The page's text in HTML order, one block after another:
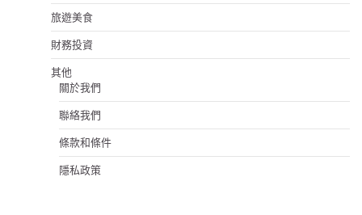
旅遊美食
財務投資
其他
關於我們
聯絡我們
條款和條件
隱私政策